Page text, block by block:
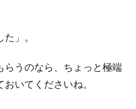
」。
らうのなら、ちょっと極端
いてくださいね。